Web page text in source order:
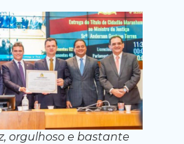
orgulhoso e bastante